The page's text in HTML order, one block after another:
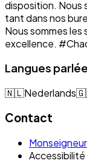
disposition. Nous
tant dans nos
Nous sommes les
excellence.
Langues
🇳🇱Nederlands
Contact
Accessibilité